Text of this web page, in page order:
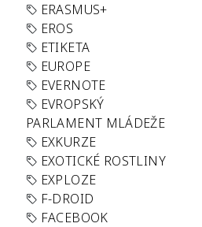
ERASMUS+
EROS
ETIKETA
EUROPE
EVERNOTE
EVROPSKÝ
PARLAMENT MLÁDEŽE
EXKURZE
EXOTICKÉ ROSTLINY
EXPLOZE
F-DROID
FACEBOOK